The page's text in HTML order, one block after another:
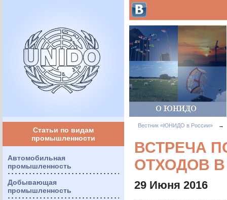
Статьи по видам
промышленности
Автомобильная
промышленность
Добывающая
промышленность
Вестник «ЮНИДО в России» →
ВСТРЕЧА
ОТХОДОВ
29 Июня 2016